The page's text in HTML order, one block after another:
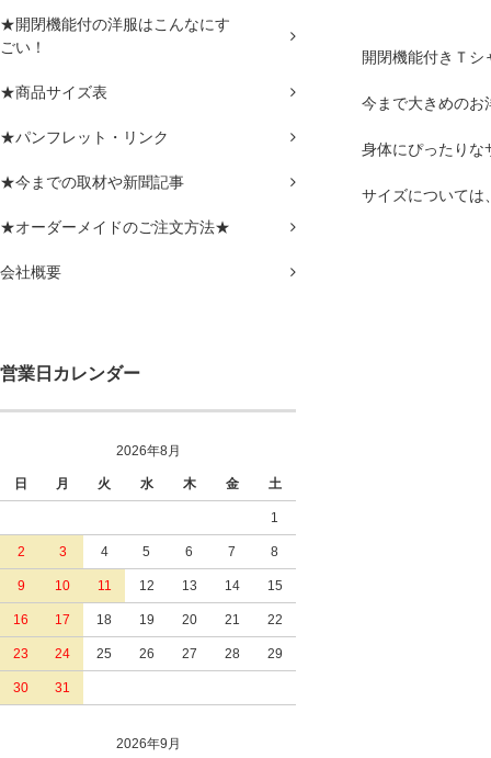
★開閉機能付の洋服はこんなにす
ごい！
★商品サイズ表
★パンフレット・リンク
★今までの取材や新聞記事
★オーダーメイドのご注文方法★
会社概要
営業日カレンダー
2026年8月
日 月 火 水 木 金 土
1
2 3 4 5 6 7 8
9 10 11 12 13 14 15
16 17 18 19 20 21 22
23 24 25 26 27 28 29
30 31
2026年9月
開閉機能付きＴシ
今まで大きめのお
身体にぴったりな
サイズについては